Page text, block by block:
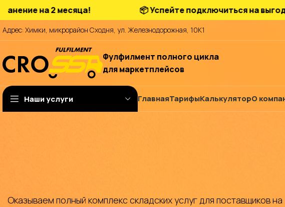
Адрес: Химки, микрорайон Сходня, ул. Железнодорожная, 10К1
Фулфилмент полного цикла
для маркетплейсов
Наши услуги ГлавнаяТарифыКалькуляторО
Оказываем полный комплекс складских услуг для поставщиков на
на 2 месяца! 📦 Успейте подключиться на выгодных